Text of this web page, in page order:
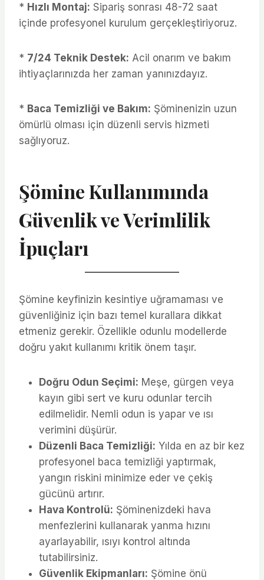
* Hızlı Montaj: Sipariş sonrası 48-72 saat
içinde profesyonel kurulum gerçekleştiriyoruz.
* 7/24 Teknik Destek: Acil onarım ve bakım
ihtiyaçlarınızda her zaman yanınızdayız.
* Baca Temizliği ve Bakım: Şöminenizin uzun
ömürlü olması için düzenli servis hizmeti
sağlıyoruz.
Şömine Kullanımında
Güvenlik ve Verimlilik
İpuçları
Şömine keyfinizin kesintiye uğramaması ve
güvenliğiniz için bazı temel kurallara dikkat
etmeniz gerekir. Özellikle odunlu modellerde
doğru yakıt kullanımı kritik önem taşır.
Doğru Odun Seçimi: Meşe, gürgen veya
kayın gibi sert ve kuru odunlar tercih
edilmelidir. Nemli odun is yapar ve ısı
verimini düşürür.
Düzenli Baca Temizliği: Yılda en az bir kez
profesyonel baca temizliği yaptırmak,
yangın riskini minimize eder ve çekiş
gücünü artırır.
Hava Kontrolü: Şöminenizdeki hava
menfezlerini kullanarak yanma hızını
ayarlayabilir, ısıyı kontrol altında
tutabilirsiniz.
Güvenlik Ekipmanları: Şömine önü